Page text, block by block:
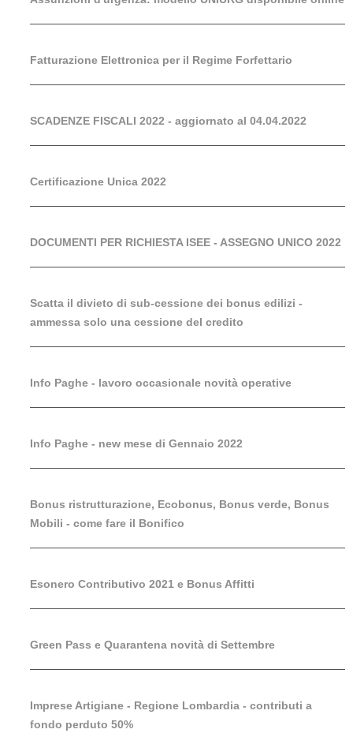
Fatturazione Elettronica per il Regime Forfettario
SCADENZE FISCALI 2022 - aggiornato al 04.04.2022
Certificazione Unica 2022
DOCUMENTI PER RICHIESTA ISEE - ASSEGNO UNICO 2022
Scatta il divieto di sub-cessione dei bonus edilizi -
ammessa solo una cessione del credito
Info Paghe - lavoro occasionale novità operative
Info Paghe - new mese di Gennaio 2022
Bonus ristrutturazione, Ecobonus, Bonus verde, Bonus
Mobili - come fare il Bonifico
Esonero Contributivo 2021 e Bonus Affitti
Green Pass e Quarantena novità di Settembre
Imprese Artigiane - Regione Lombardia - contributi a
fondo perduto 50%